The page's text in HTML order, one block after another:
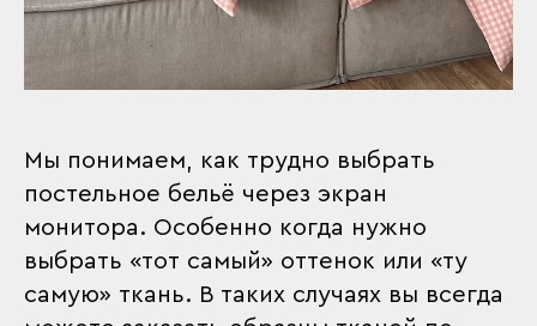
Мы понимаем, как трудно выбрать
постельное бельё через экран
монитора. Особенно когда нужно
выбрать «тот самый» оттенок или «ту
самую» ткань. В таких случаях вы всегда